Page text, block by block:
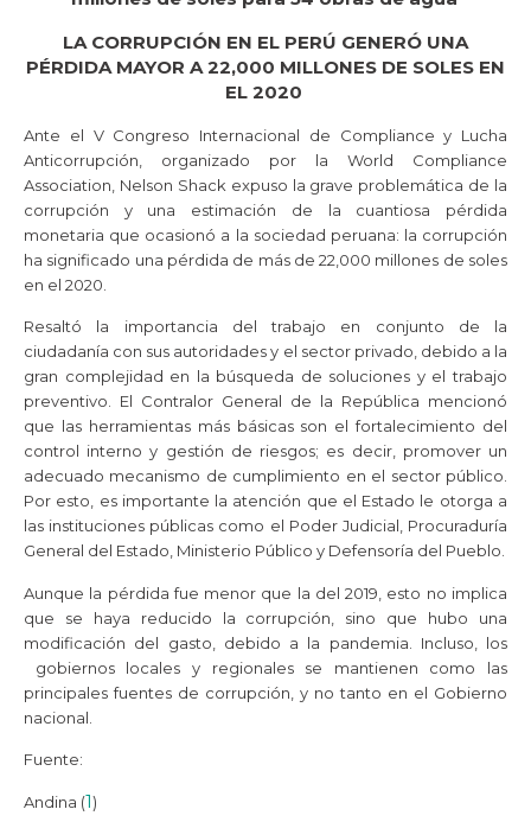
LA CORRUPCIÓN EN EL PERÚ GENERÓ UNA
PÉRDIDA MAYOR A 22,000 MILLONES DE SOLES EN
EL 2020
Ante el V Congreso Internacional de Compliance y Lucha
Anticorrupción, organizado por la World Compliance
Association, Nelson Shack expuso la grave problemática de la
corrupción y una estimación de la cuantiosa pérdida
monetaria que ocasionó a la sociedad peruana: la corrupción
ha significado una pérdida de más de 22,000 millones de soles
en el 2020.
Resaltó la importancia del trabajo en conjunto de la
ciudadanía con sus autoridades y el sector privado, debido a la
gran complejidad en la búsqueda de soluciones y el trabajo
preventivo. El Contralor General de la República mencionó
que las herramientas más básicas son el fortalecimiento del
control interno y gestión de riesgos; es decir, promover un
adecuado mecanismo de cumplimiento en el sector público.
Por esto, es importante la atención que el Estado le otorga a
las instituciones públicas como el Poder Judicial, Procuraduría
General del Estado, Ministerio Público y Defensoría del Pueblo.
Aunque la pérdida fue menor que la del 2019, esto no implica
que se haya reducido la corrupción, sino que hubo una
modificación del gasto, debido a la pandemia. Incluso, los
gobiernos locales y regionales se mantienen como las
principales fuentes de corrupción, y no tanto en el Gobierno
nacional.
Fuente:
Andina (1)